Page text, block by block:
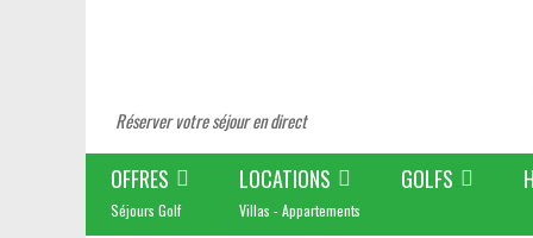
Réserver votre séjour en direct
OFFRES
Séjours Golf
LOCATIONS
Villas - Appartements
GOLFS